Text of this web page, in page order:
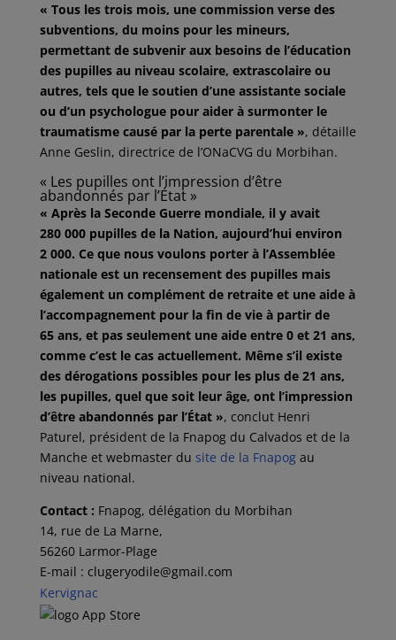
« Tous les trois mois, une commission verse des
subventions, du moins pour les mineurs,
permettant de subvenir aux besoins de l’éducation
des pupilles au niveau scolaire, extrascolaire ou
autres, tels que le soutien d’une assistante sociale
ou d’un psychologue pour aider à surmonter le
traumatisme causé par la perte parentale »​, détaille
Anne Geslin, directrice de l’ONaCVG du Morbihan.
« Les pupilles ont l’impression d’être
abandonnés par l’État »
« Après la Seconde Guerre mondiale, il y avait
280 000 pupilles de la Nation, aujourd’hui environ
2 000. Ce que nous voulons porter à l’Assemblée
nationale est un recensement des pupilles mais
également un complément de retraite et une aide à
l’accompagnement pour la fin de vie à partir de
65 ans, et pas seulement une aide entre 0 et 21 ans,
comme c’est le cas actuellement. Même s’il existe
des dérogations possibles pour les plus de 21 ans,
les pupilles, quel que soit leur âge, ont l’impression
d’être abandonnés par l’État »​, conclut Henri
Paturel, président de la Fnapog du Calvados et de la
Manche et webmaster du site de la Fnapog au
niveau national.
Contact : Fnapog, délégation du Morbihan
14, rue de La Marne,
56260 Larmor-Plage
E-mail : clugeryodile@gmail.com
Kervignac